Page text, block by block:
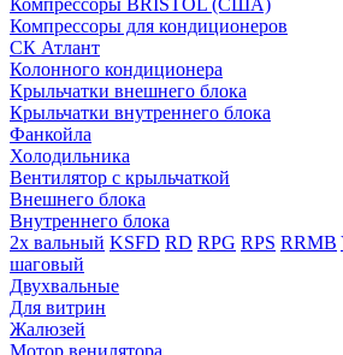
Компрессоры BRISTOL (США)
Компрессоры для кондиционеров
СК Атлант
Колонного кондиционера
Крыльчатки внешнего блока
Крыльчатки внутреннего блока
Фанкойла
Холодильника
Вентилятор с крыльчаткой
Внешнего блока
Внутреннего блока
2х вальный KSFD RD RPG RPS RRMB
шаговый
Двухвальные
Для витрин
Жалюзей
Мотор венилятора